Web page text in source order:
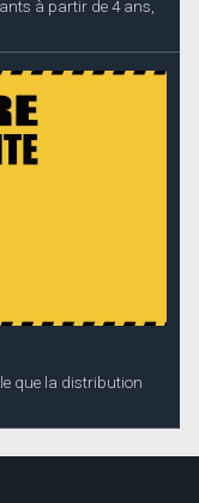
à partir de 4 ans,
que la distribution